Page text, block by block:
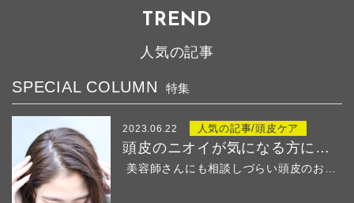
TREND
人気の記事
SPECIAL COLUMN 特集
2023.06.22 人気の記事/頭皮ケア
頭皮のニオイが気になる方におすすめ！